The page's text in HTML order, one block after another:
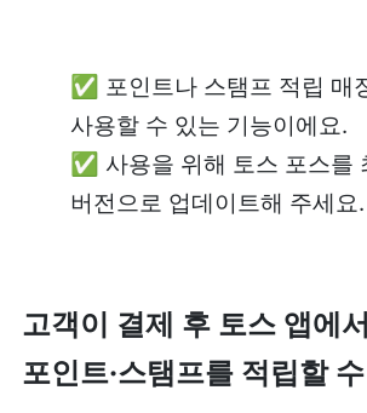
고객관리 키오스
픽업주
업종별 기능
✅ 포인트나 스탬프 적립 매
사용할 수 있는 기능이에요.
✅ 사용을 위해 토스 포스를
버전으로 업데이트해 주세요.
고객이 결제 후 토스 앱에
포인트·스탬프를 적립할